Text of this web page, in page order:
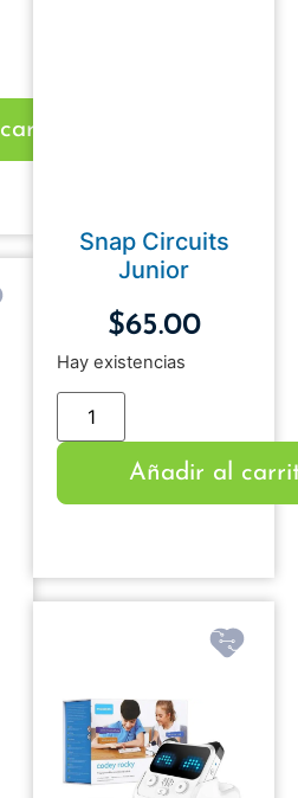
Snap Circuits
Junior
$65.00
Hay existencias
Añadir al